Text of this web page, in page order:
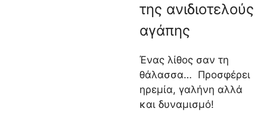
της ανιδιοτελούς
αγάπης
Ένας λίθος σαν τη
θάλασσα… Προσφέρει
ηρεμία, γαλήνη αλλά
και δυναμισμό!